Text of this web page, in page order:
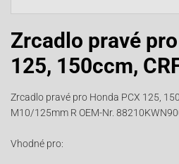
Zrcadlo pravé
125, 150ccm,
Zrcadlo pravé pro Honda PCX 125,
M10/125mm R OEM-Nr.
Vhodné pro: